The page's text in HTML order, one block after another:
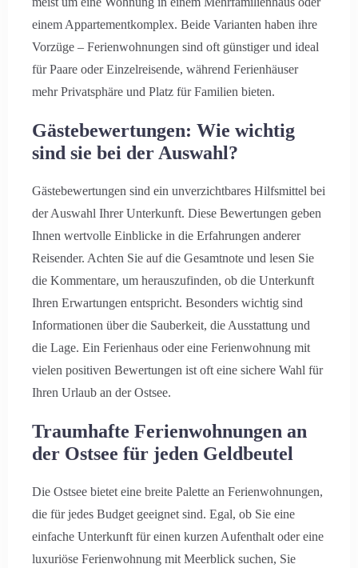
einem Appartementkomplex. Beide Varianten haben ihre
Vorzüge – Ferienwohnungen sind oft günstiger und ideal
für Paare oder Einzelreisende, während Ferienhäuser
mehr Privatsphäre und Platz für Familien bieten.
Gästebewertungen: Wie wichtig
sind sie bei der Auswahl?
Gästebewertungen sind ein unverzichtbares Hilfsmittel bei
der Auswahl Ihrer Unterkunft. Diese Bewertungen geben
Ihnen wertvolle Einblicke in die Erfahrungen anderer
Reisender. Achten Sie auf die Gesamtnote und lesen Sie
die Kommentare, um herauszufinden, ob die Unterkunft
Ihren Erwartungen entspricht. Besonders wichtig sind
Informationen über die Sauberkeit, die Ausstattung und
die Lage. Ein Ferienhaus oder eine Ferienwohnung mit
vielen positiven Bewertungen ist oft eine sichere Wahl für
Ihren Urlaub an der Ostsee.
Traumhafte Ferienwohnungen an
der Ostsee für jeden Geldbeutel
Die Ostsee bietet eine breite Palette an Ferienwohnungen,
die für jedes Budget geeignet sind. Egal, ob Sie eine
einfache Unterkunft für einen kurzen Aufenthalt oder eine
luxuriöse Ferienwohnung mit Meerblick suchen, Sie